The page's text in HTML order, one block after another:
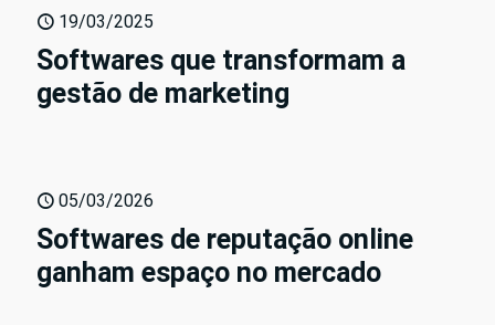
19/03/2025
Softwares que transformam a
gestão de marketing
05/03/2026
Softwares de reputação online
ganham espaço no mercado